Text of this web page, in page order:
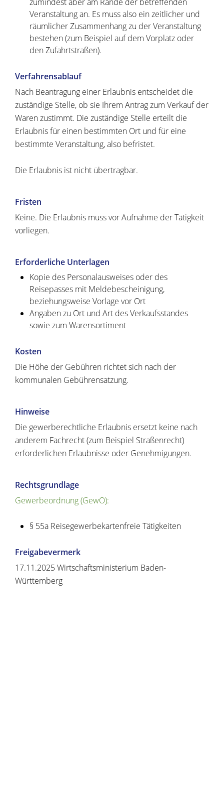
Veranstaltung an. Es muss also ein zeitlicher und
räumlicher Zusammenhang zu der Veranstaltung
bestehen (zum Beispiel auf dem Vorplatz oder
den Zufahrtstraßen).
Verfahrensablauf
Nach Beantragung einer Erlaubnis entscheidet die
zuständige Stelle, ob sie Ihrem Antrag zum Verkauf der
Waren zustimmt. Die zuständige Stelle erteilt die
Erlaubnis für einen bestimmten Ort und für eine
bestimmte Veranstaltung, also befristet.
Die Erlaubnis ist nicht übertragbar.
Fristen
Keine. Die Erlaubnis muss vor Aufnahme der Tätigkeit
vorliegen.
Erforderliche Unterlagen
Kopie des Personalausweises oder des
Reisepasses mit Meldebescheinigung,
beziehungsweise Vorlage vor Ort
Angaben zu Ort und Art des Verkaufsstandes
sowie zum Warensortiment
Kosten
Die Höhe der Gebühren richtet sich nach der
kommunalen Gebührensatzung.
Hinweise
Die gewerberechtliche Erlaubnis ersetzt keine nach
anderem Fachrecht (zum Beispiel Straßenrecht)
erforderlichen Erlaubnisse oder Genehmigungen.
Rechtsgrundlage
Gewerbeordnung (GewO):
§ 55a Reisegewerbekartenfreie Tätigkeiten
Freigabevermerk
17.11.2025 Wirtschaftsministerium Baden-
Württemberg